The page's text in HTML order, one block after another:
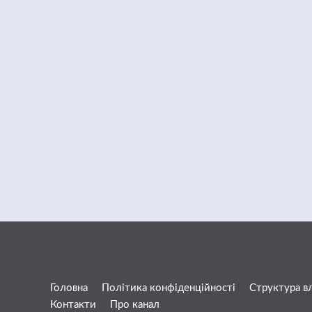
Головна Політика конфіденційності Структура
Контакти
Про канал